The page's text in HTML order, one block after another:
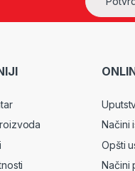
Načini
Opšti
Načini